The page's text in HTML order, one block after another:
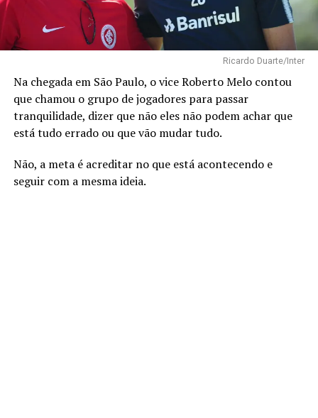
Ricardo Duarte/Inter
Na chegada em São Paulo, o vice Roberto Melo contou
que chamou o grupo de jogadores para passar
tranquilidade, dizer que não eles não podem achar que
está tudo errado ou que vão mudar tudo.
Não, a meta é acreditar no que está acontecendo e
seguir com a mesma ideia.